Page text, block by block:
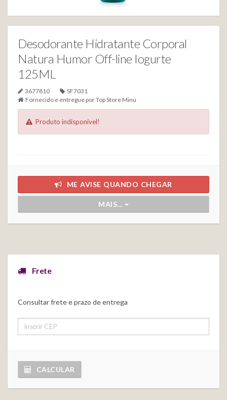
Desodorante Hidratante Corporal
Natura Humor Off-line Iogurte
125ML
3677810
SF7031
Fornecido e entregue porTop Store Minu
Produto indisponível!
ME AVISE QUANDO CHEGAR
MAIS...
Frete
Consultar frete e prazo de entrega
CALCULAR